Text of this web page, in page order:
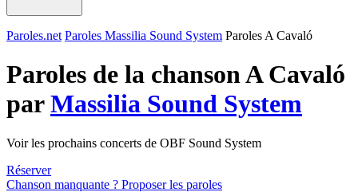
Paroles.net Paroles Massilia Sound System Paroles A Cavaló
Paroles de la chanson A Cavaló
parMassilia Sound System
Voir les prochains concerts de OBF Sound System
Réserver
Chanson manquante ? Proposer les paroles